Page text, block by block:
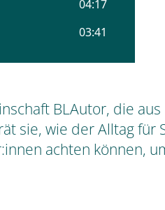
BLAutor, die
sie, wie der Alltag für
achten können,